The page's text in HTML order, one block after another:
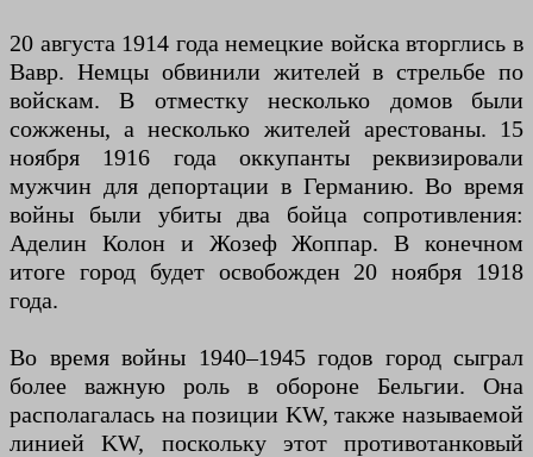
20 августа 1914 года немецкие войска вторглись в
Вавр. Немцы обвинили жителей в стрельбе по
войскам. В отместку несколько домов были
сожжены, а несколько жителей арестованы. 15
ноября 1916 года оккупанты реквизировали
мужчин для депортации в Германию. Во время
войны были убиты два бойца сопротивления:
Аделин Колон и Жозеф Жоппар. В конечном
итоге город будет освобожден 20 ноября 1918
года.
Во время войны 1940–1945 годов город сыграл
более важную роль в обороне Бельгии. Она
располагалась на позиции KW, также называемой
линией KW, поскольку этот противотанковый